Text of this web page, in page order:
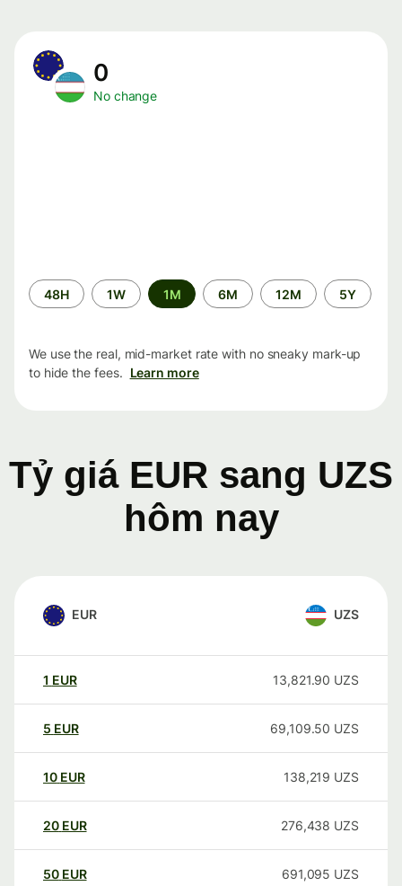
0
No change
Time
period
48H 1W 1M 6M 12M 5Y
We use the real, mid-market rate with no sneaky mark-up
to hide the fees. Learn more
Tỷ giá EUR sang UZS
hôm nay
EUR UZS
1 EUR 13,821.90 UZS
5 EUR 69,109.50 UZS
10 EUR 138,219 UZS
20 EUR 276,438 UZS
50 EUR 691,095 UZS